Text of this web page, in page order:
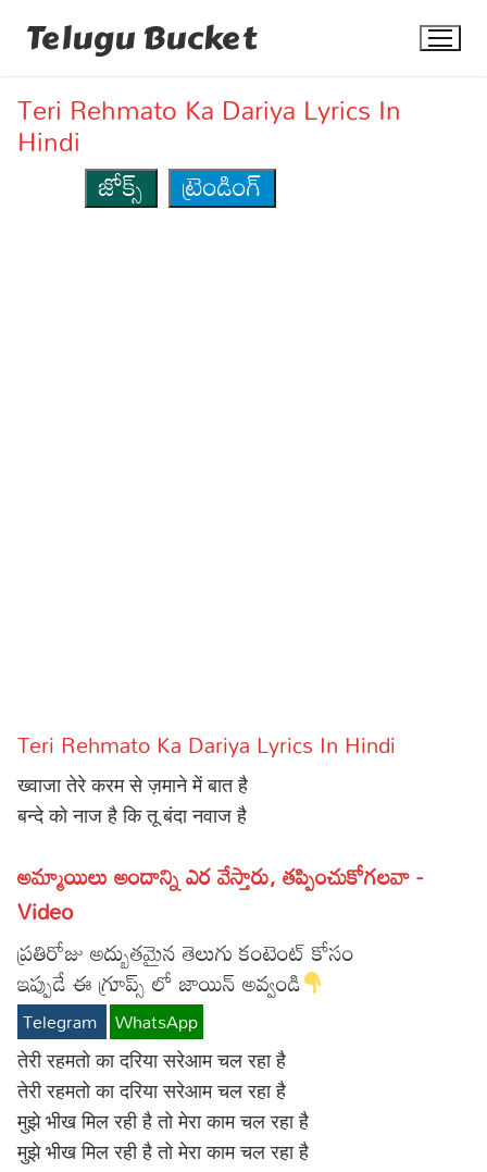
Telugu Bucket
Articles
Facts
Christianity
Hinduism
Hindi
Lyrics in Hindi – Devotional Songs
Lyrics in Hindi – Movie Songs
Tamil
Lyrics in Tamil – Devotional Songs
Lyrics in Tamil – Movie Songs
Kannada
Lyrics in Kannada – Movie Songs
Teri Rehmato Ka Dariya Lyrics In
Hindi
జోక్స్
ట్రెండింగ్
Teri Rehmato Ka Dariya Lyrics In Hindi
ख्वाजा तेरे करम से ज़माने में बात है
बन्दे को नाज है कि तू बंदा नवाज है
అమ్మాయిలు అందాన్ని ఎర వేస్తారు, తప్పించుకోగలవా -
Video
ప్రతిరోజు అద్బుతమైన తెలుగు కంటెంట్ కోసం
ఇప్పుడే ఈ గ్రూప్స్ లో జాయిన్ అవ్వండి
Telegram WhatsApp
तेरी रहमतो का दरिया सरेआम चल रहा है
तेरी रहमतो का दरिया सरेआम चल रहा है
मुझे भीख मिल रही है तो मेरा काम चल रहा है
मुझे भीख मिल रही है तो मेरा काम चल रहा है